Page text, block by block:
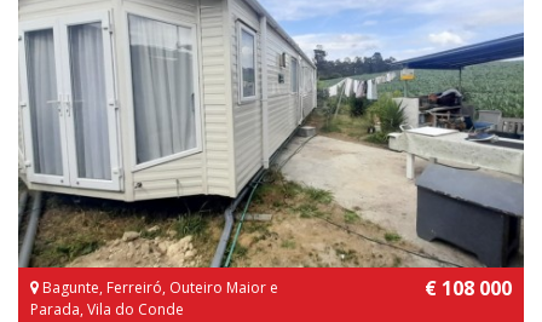
Bagunte, Ferreiró, Outeiro Maior e
Parada, Vila do Conde
€ 108 000